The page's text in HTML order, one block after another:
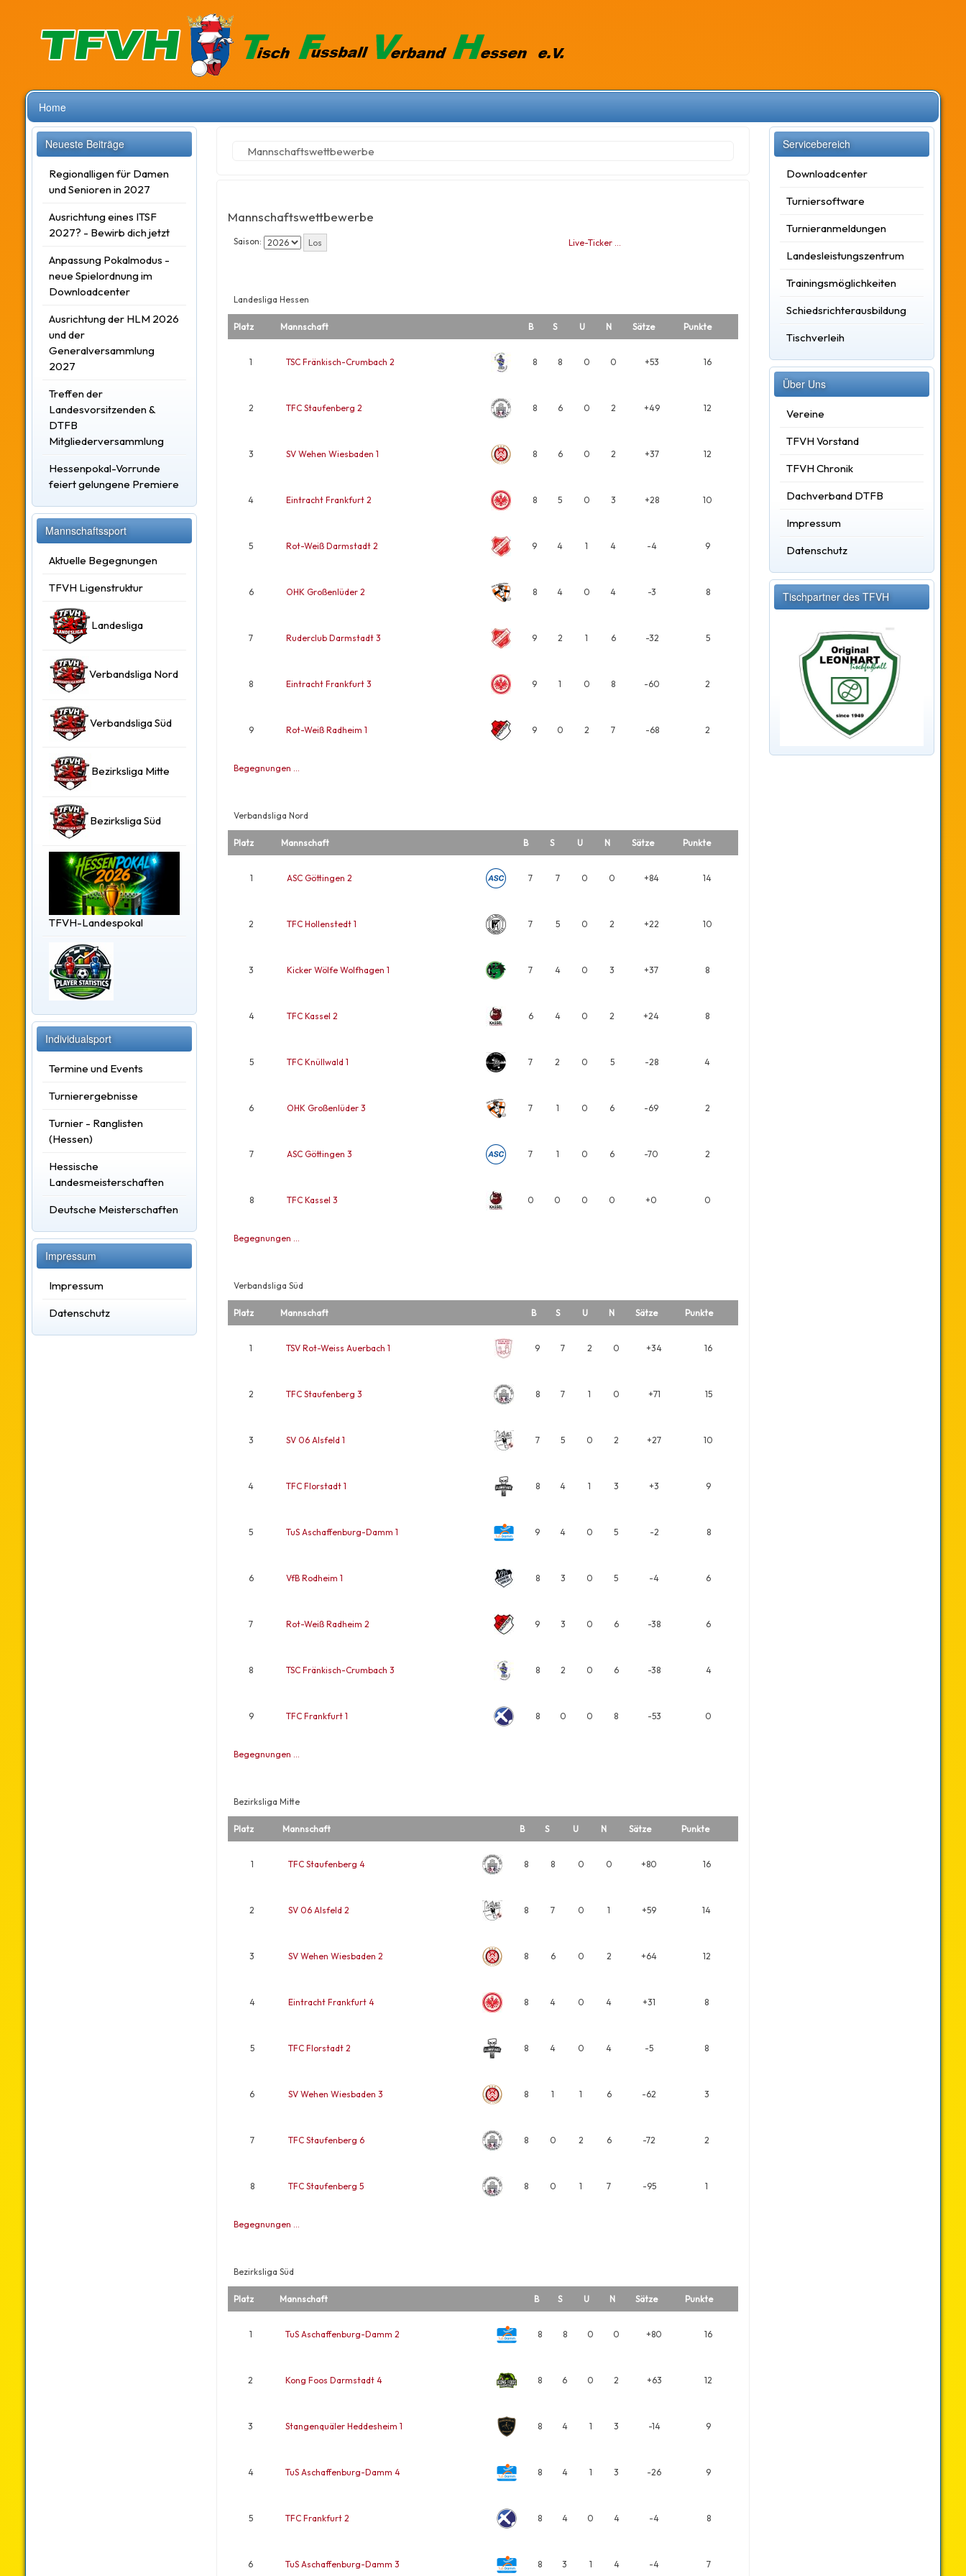
Home
Neueste Beiträge
Regionalligen für Damen
und Senioren in 2027
Ausrichtung eines ITSF
2027? - Bewirb dich jetzt
Anpassung Pokalmodus -
neue Spielordnung im
Downloadcenter
Ausrichtung der HLM 2026
und der
Generalversammlung
2027
Treffen der
Landesvorsitzenden &
DTFB
Mitgliederversammlung
Hessenpokal-Vorrunde
feiert gelungene Premiere
Mannschaftssport
Aktuelle Begegnungen
TFVH Ligenstruktur
Landesliga
Verbandsliga Nord
Verbandsliga Süd
Bezirksliga Mitte
Bezirksliga Süd
TFVH-Landespokal
Individualsport
Termine und Events
Turnierergebnisse
Turnier - Ranglisten
(Hessen)
Hessische
Landesmeisterschaften
Deutsche Meisterschaften
Impressum
Impressum
Datenschutz
Mannschaftswettbewerbe
Mannschaftswettbewerbe
Saison: Live-Ticker …
Landesliga Hessen
Platz Mannschaft B S U N Sätze Punkte
1 TSC Fränkisch-Crumbach 2 8 8 0 0 +53 16
2 TFC Staufenberg 2 8 6 0 2 +49 12
3 SV Wehen Wiesbaden 1 8 6 0 2 +37 12
4 Eintracht Frankfurt 2 8 5 0 3 +28 10
5 Rot-Weiß Darmstadt 2 9 4 1 4 -4 9
6 OHK Großenlüder 2 8 4 0 4 -3 8
7 Ruderclub Darmstadt 3 9 2 1 6 -32 5
8 Eintracht Frankfurt 3 9 1 0 8 -60 2
9 Rot-Weiß Radheim 1 9 0 2 7 -68 2
Begegnungen …
Verbandsliga Nord
Platz Mannschaft B S U N Sätze Punkte
1 ASC Göttingen 2 7 7 0 0 +84 14
2 TFC Hollenstedt 1 7 5 0 2 +22 10
3 Kicker Wölfe Wolfhagen 1 7 4 0 3 +37 8
4 TFC Kassel 2 6 4 0 2 +24 8
5 TFC Knüllwald 1 7 2 0 5 -28 4
6 OHK Großenlüder 3 7 1 0 6 -69 2
7 ASC Göttingen 3 7 1 0 6 -70 2
8 TFC Kassel 3 0 0 0 0 +0 0
Begegnungen …
Verbandsliga Süd
Platz Mannschaft B S U N Sätze Punkte
1 TSV Rot-Weiss Auerbach 1 9 7 2 0 +34 16
2 TFC Staufenberg 3 8 7 1 0 +71 15
3 SV 06 Alsfeld 1 7 5 0 2 +27 10
4 TFC Florstadt 1 8 4 1 3 +3 9
5 TuS Aschaffenburg-Damm 1 9 4 0 5 -2 8
6 VfB Rodheim 1 8 3 0 5 -4 6
7 Rot-Weiß Radheim 2 9 3 0 6 -38 6
8 TSC Fränkisch-Crumbach 3 8 2 0 6 -38 4
9 TFC Frankfurt 1 8 0 0 8 -53 0
Begegnungen …
Bezirksliga Mitte
Platz Mannschaft B S U N Sätze Punkte
1 TFC Staufenberg 4 8 8 0 0 +80 16
2 SV 06 Alsfeld 2 8 7 0 1 +59 14
3 SV Wehen Wiesbaden 2 8 6 0 2 +64 12
4 Eintracht Frankfurt 4 8 4 0 4 +31 8
5 TFC Florstadt 2 8 4 0 4 -5 8
6 SV Wehen Wiesbaden 3 8 1 1 6 -62 3
7 TFC Staufenberg 6 8 0 2 6 -72 2
8 TFC Staufenberg 5 8 0 1 7 -95 1
Begegnungen …
Bezirksliga Süd
Platz Mannschaft B S U N Sätze Punkte
1 TuS Aschaffenburg-Damm 2 8 8 0 0 +80 16
2 Kong Foos Darmstadt 4 8 6 0 2 +63 12
3 Stangenquäler Heddesheim 1 8 4 1 3 -14 9
4 TuS Aschaffenburg-Damm 4 8 4 1 3 -26 9
5 TFC Frankfurt 2 8 4 0 4 -4 8
6 TuS Aschaffenburg-Damm 3 8 3 1 4 -4 7
Servicebereich
Downloadcenter
Turniersoftware
Turnieranmeldungen
Landesleistungszentrum
Trainingsmöglichkeiten
Schiedsrichterausbildung
Tischverleih
Über Uns
Vereine
TFVH Vorstand
TFVH Chronik
Dachverband DTFB
Impressum
Datenschutz
Tischpartner des TFVH